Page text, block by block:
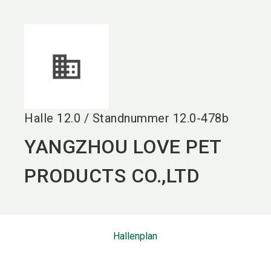
Halle 12.0 / Standnummer 12.0-478b
YANGZHOU LOVE PET
PRODUCTS CO.,LTD
Hallenplan